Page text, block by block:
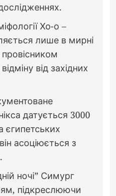
Хо-о –
лише в мирні
від західних
датується 3000
єгипетських
асоціюється з
ночі” Симург
підкреслюючи